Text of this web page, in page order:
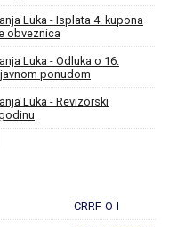
Luka - Isplata 4. kupona
obveznica
Luka - Odluka o 16.
ponudom
Luka - Revizorski
CRRF-O-I